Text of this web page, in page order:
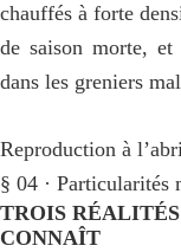
chauffés à forte
de saison morte, et
dans les greniers
Reproduction à
§ 04 · Particularités
TROIS
CONNAÎT